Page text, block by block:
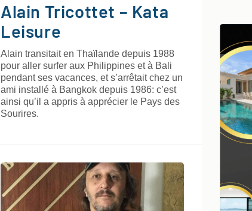
Alain Tricottet – Kata
Leisure
Alain transitait en Thaïlande depuis 1988
pour aller surfer aux Philippines et à Bali
pendant ses vacances, et s’arrêtait chez un
ami installé à Bangkok depuis 1986: c’est
ainsi qu’il a appris à apprécier le Pays des
Sourires.